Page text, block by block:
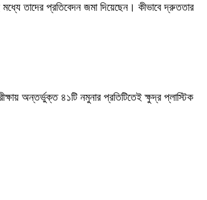
তাদের প্রতিবেদন জমা দিয়েছেন। কীভাবে দ্রুততার
অন্তর্ভুক্ত ৪১টি নমুনার প্রতিটিতেই ক্ষুদ্র প্লাস্টিক